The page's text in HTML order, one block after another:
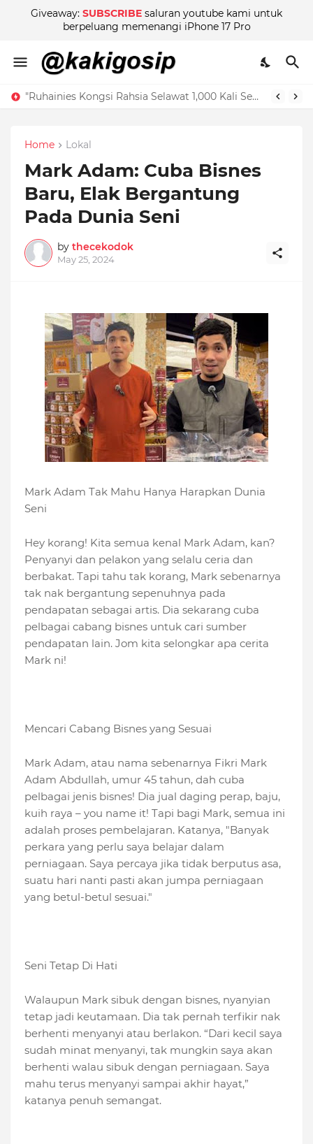
Giveaway: SUBSCRIBE saluran youtube kami untuk
berpeluang memenangi iPhone 17 Pro
"Ruhainies Kongsi Rahsia Selawat 1,000 Kali Sehari! Jom Ikut Bersama untuk Dapat Pahala Berganda!"
Home Lokal
Mark Adam: Cuba Bisnes
Baru, Elak Bergantung
Pada Dunia Seni
by thecekodok
May 25, 2024
Mark Adam Tak Mahu Hanya Harapkan Dunia
Seni
Hey korang! Kita semua kenal Mark Adam, kan?
Penyanyi dan pelakon yang selalu ceria dan
berbakat. Tapi tahu tak korang, Mark sebenarnya
tak nak bergantung sepenuhnya pada
pendapatan sebagai artis. Dia sekarang cuba
pelbagai cabang bisnes untuk cari sumber
pendapatan lain. Jom kita selongkar apa cerita
Mark ni!
Mencari Cabang Bisnes yang Sesuai
Mark Adam, atau nama sebenarnya Fikri Mark
Adam Abdullah, umur 45 tahun, dah cuba
pelbagai jenis bisnes! Dia jual daging perap, baju,
kuih raya – you name it! Tapi bagi Mark, semua ini
adalah proses pembelajaran. Katanya, "Banyak
perkara yang perlu saya belajar dalam
perniagaan. Saya percaya jika tidak berputus asa,
suatu hari nanti pasti akan jumpa perniagaan
yang betul-betul sesuai."
Seni Tetap Di Hati
Walaupun Mark sibuk dengan bisnes, nyanyian
tetap jadi keutamaan. Dia tak pernah terfikir nak
berhenti menyanyi atau berlakon. “Dari kecil saya
sudah minat menyanyi, tak mungkin saya akan
berhenti walau sibuk dengan perniagaan. Saya
mahu terus menyanyi sampai akhir hayat,”
katanya penuh semangat.